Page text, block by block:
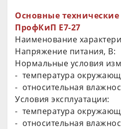
Основные
ПрофКиП Е7-27
Наименование
Напряжение питания, В:
Нормальные условия
- температура
- относительная
Условия эксплуатации:
- температура
- относительная